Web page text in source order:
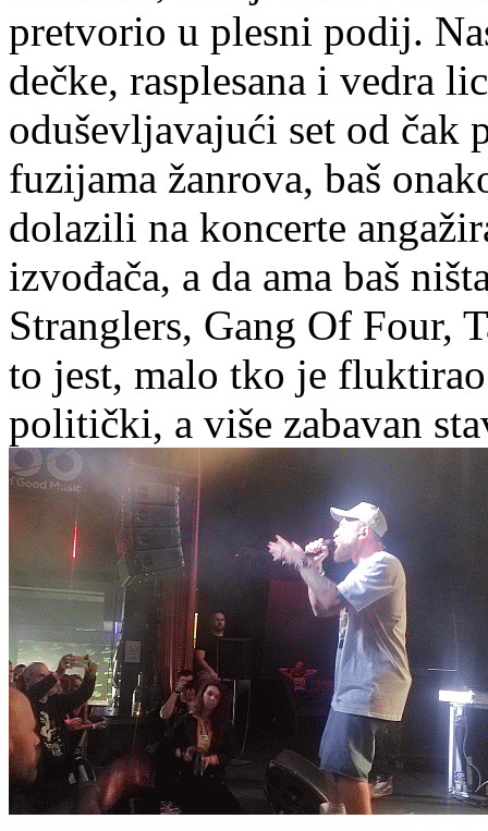
pretvorio u plesni podij.
dečke, rasplesana i vedra
oduševljavajući set od čak
fuzijama žanrova, baš
dolazili na koncerte
izvođača, a da ama baš
Stranglers, Gang Of Four,
to jest, malo tko je
politički, a više zabavan